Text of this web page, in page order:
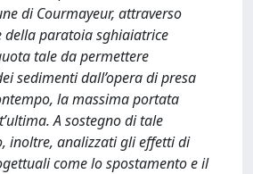
di Courmayeur, attraverso
della paratoia sghiaiatrice
tale da permettere
sedimenti dall’opera di presa
la massima portata
A sostegno di tale
inoltre, analizzati gli effetti di
come lo spostamento e il